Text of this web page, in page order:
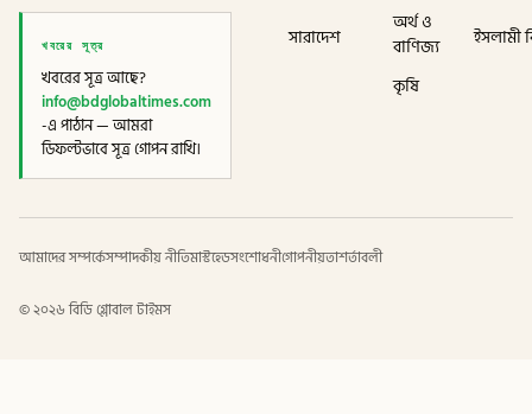
খবরের সূত্র
খবরের সূত্র আছে?
info@bdglobaltimes.com
-এ পাঠান — আমরা
ডিফল্টভাবে সূত্র গোপন রাখি।
সারাদেশ
অর্থ ও
বাণিজ্য
কৃষি
ইসলামী
আমাদের সম্পর্কেসম্পাদকীয় নীতিমাস্টহেডসংশোধনীগোপনীয়তাশর্তাবলী
©২০২৬ বিডি গ্লোবাল টাইমস